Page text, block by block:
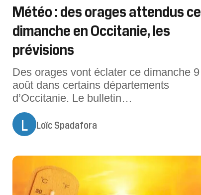
Météo : des orages attendus ce
dimanche en Occitanie, les
prévisions
Des orages vont éclater ce dimanche 9
août dans certains départements
d’Occitanie. Le bulletin
météo.L’instabilité est de retour ce
dimanche 9 août en Occitanie avec des
orages au menu. Voici les prévisions
les orages se poursuivent du côté des
Pyrénées en débo
L Loïc Spadafora